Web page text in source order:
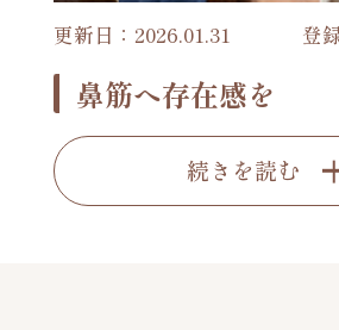
更新日：2026.01.31 登
鼻筋へ存在感を
続きを読む